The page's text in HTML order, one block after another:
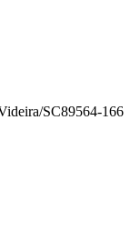
SC89564-166